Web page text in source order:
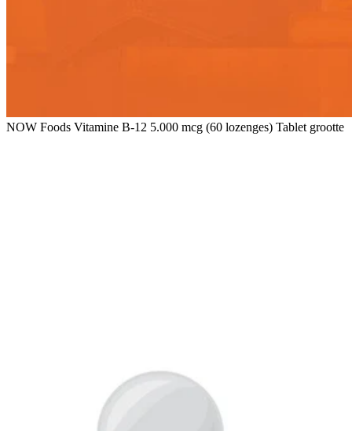
NOW Foods Vitamine B-12 5.000 mcg (60 lozenges) Tablet grootte